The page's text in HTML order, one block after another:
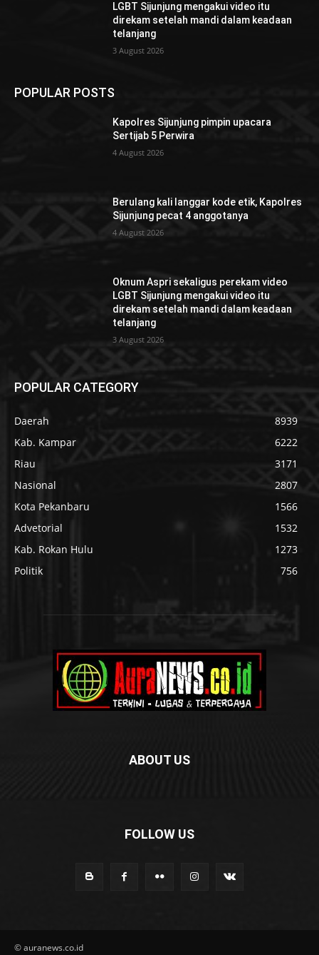
LGBT Sijunjung mengakui video itu
direkam setelah mandi dalam keadaan
telanjang
3 August 2026
POPULAR POSTS
Kapolres Sijunjung pimpin upacara
Sertijab 5 Perwira
4 August 2026
Berulang kali langgar kode etik, Kapolres
Sijunjung pecat 4 anggotanya
4 August 2026
Oknum Aspri sekaligus perekam video
LGBT Sijunjung mengakui video itu
direkam setelah mandi dalam keadaan
telanjang
3 August 2026
POPULAR CATEGORY
Daerah
8939
Kab. Kampar
6222
Riau
3171
Nasional
2807
Kota Pekanbaru
1566
Advetorial
1532
Kab. Rokan Hulu
1273
Politik
756
ABOUT US
FOLLOW US
© auranews.co.id